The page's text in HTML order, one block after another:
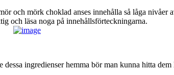
och mörk choklad anses innehålla så låga nivåer
och läsa noga på innehållsförteckningarna.
ingredienser hemma bör man kunna hitta